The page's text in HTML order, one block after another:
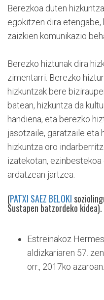
Berezkoa duten
egokitzen dira
zaizkien komunikazio
Berezko hiztunak dira
zimentarri. Berezko
hizkuntzak bere
batean, hizkuntza da
handiena, eta berezko
jasotzaile, garatzaile eta
hizkuntza oro
izatekotan,
ardatzean jartzea.
(PATXI SAEZ BELOKI
Sustapen batzordeko kidea).
Estreinakoz
aldizkariaren 57.
orr., 2017ko azaroan.